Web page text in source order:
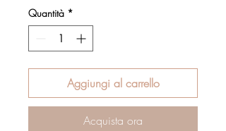
Quantità *
Aggiungi al carrello
Acquista ora